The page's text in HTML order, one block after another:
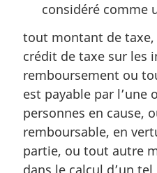
considéré comme
tout montant de
crédit de taxe sur les
remboursement ou
est payable par l’une
personnes en cause,
remboursable, en
partie, ou tout autre
dans le calcul d’un